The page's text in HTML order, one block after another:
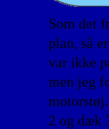
Som det
plan, så
var ikke
men jeg
2 og dæk